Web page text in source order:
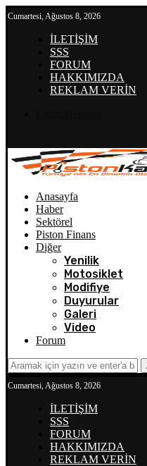
Cumartesi, Ağustos 8, 2026
İLETİŞİM
SSS
FORUM
HAKKIMIZDA
REKLAM VERİN
Anasayfa
Haber
Sektörel
Piston Finans
Diğer
Yenilik
Motosiklet
Modifiye
Duyurular
Galeri
Video
Forum
Cumartesi, Ağustos 8, 2026
İLETİŞİM
SSS
FORUM
HAKKIMIZDA
REKLAM VERİN